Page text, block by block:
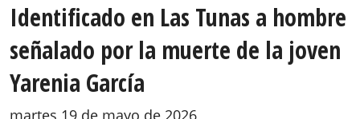
Identificado en Las Tunas a hombre
señalado por la muerte de la joven
Yarenia García
martes 19 de mayo de 2026